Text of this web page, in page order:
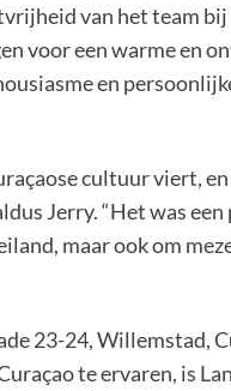
van het team
voor een warme en
en
cultuur viert,
Jerry. “Het was
maar ook om
23-24, Willemstad,
te ervaren, is